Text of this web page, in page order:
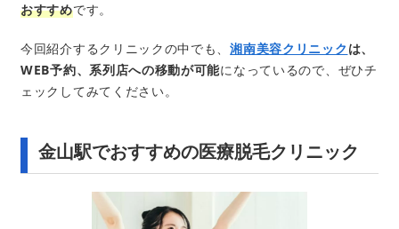
おすすめです。
今回紹介するクリニックの中でも、湘南美容クリニック は、
WEB予約、系列店への移動が可能になっているので、ぜひチ
ェックしてみてください。
金山駅でおすすめの医療脱毛クリニック